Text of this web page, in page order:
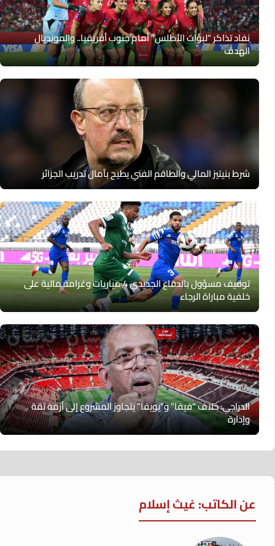
نفاد تذاكر “لبؤات الأطلس” أمام جنوب أفريقيا.. والمونديال
الهدف
شرط بنيتيز المالي والطاقم الفني يطيح بآمال تدريب الجزائر
توقيف مسؤول بالدفاع الجديدي 4 مباريات وغرامة مالية على
خلفية مباراة الرجاء
الدراجي: خلاف “فيفا” و”يويفا” يتجاوز المشروع إلى أزمة ثقة
وإدارة
عن الكاتب: غيث إسلام